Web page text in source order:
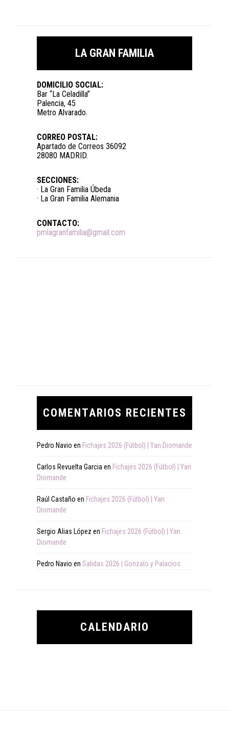
LA GRAN FAMILIA
DOMICILIO SOCIAL:
Bar “La Celadilla”
Palencia, 45
Metro Alvarado.
CORREO POSTAL:
Apartado de Correos 36092
28080 MADRID.
SECCIONES:
· La Gran Familia Úbeda
· La Gran Familia Alemania
CONTACTO:
pmlagranfamilia@gmail.com
COMENTARIOS RECIENTES
Pedro Navio en Fichajes 2026 (Fútbol) | Yan Diomande
Carlos Revuelta Garcia en Fichajes 2026 (Fútbol) | Yan
Diomande
Raúl Castaño en Fichajes 2026 (Fútbol) | Yan
Diomande
Sergio Alias López en Fichajes 2026 (Fútbol) | Yan
Diomande
Pedro Navio en Salidas 2026 | Gonzalo y Palacios
CALENDARIO